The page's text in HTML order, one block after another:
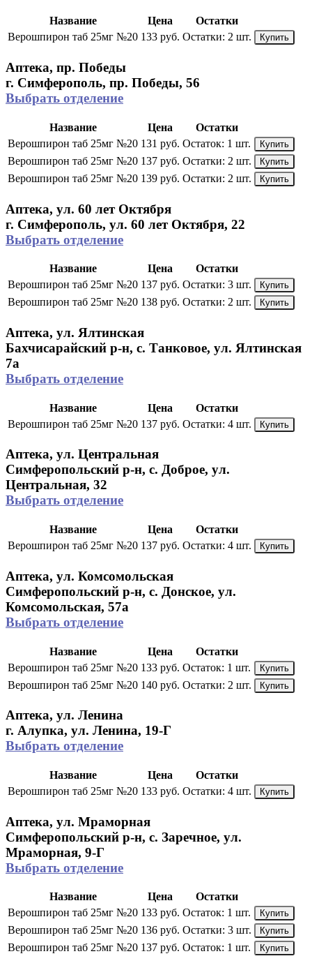
Название Цена
Остатки
Верошпирон таб 25мг №20 133 руб. Остатки: 2 шт. Купить
Аптека, пр. Победы
г. Симферополь, пр. Победы, 56
Выбрать отделение
Название Цена
Остатки
Верошпирон таб 25мг №20 131 руб. Остаток: 1 шт. Купить
Верошпирон таб 25мг №20 137 руб. Остатки: 2 шт. Купить
Верошпирон таб 25мг №20 139 руб. Остатки: 2 шт. Купить
Аптека, ул. 60 лет Октября
г. Симферополь, ул. 60 лет Октября, 22
Выбрать отделение
Название Цена
Остатки
Верошпирон таб 25мг №20 137 руб. Остатки: 3 шт. Купить
Верошпирон таб 25мг №20 138 руб. Остатки: 2 шт. Купить
Аптека, ул. Ялтинская
Бахчисарайский р-н, с. Танковое, ул. Ялтинская
7а
Выбрать отделение
Название Цена
Остатки
Верошпирон таб 25мг №20 137 руб. Остатки: 4 шт. Купить
Аптека, ул. Центральная
Симферопольский р-н, с. Доброе, ул.
Центральная, 32
Выбрать отделение
Название Цена
Остатки
Верошпирон таб 25мг №20 137 руб. Остатки: 4 шт. Купить
Аптека, ул. Комсомольская
Симферопольский р-н, с. Донское, ул.
Комсомольская, 57а
Выбрать отделение
Название Цена
Остатки
Верошпирон таб 25мг №20 133 руб. Остаток: 1 шт. Купить
Верошпирон таб 25мг №20 140 руб. Остатки: 2 шт. Купить
Аптека, ул. Ленина
г. Алупка, ул. Ленина, 19-Г
Выбрать отделение
Название Цена
Остатки
Верошпирон таб 25мг №20 133 руб. Остатки: 4 шт. Купить
Аптека, ул. Мраморная
Симферопольский р-н, с. Заречное, ул.
Мраморная, 9-Г
Выбрать отделение
Название Цена
Остатки
Верошпирон таб 25мг №20 133 руб. Остаток: 1 шт. Купить
Верошпирон таб 25мг №20 136 руб. Остатки: 3 шт. Купить
Верошпирон таб 25мг №20 137 руб. Остаток: 1 шт. Купить